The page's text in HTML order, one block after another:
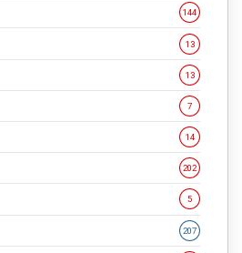
144
13
13
7
14
202
5
207